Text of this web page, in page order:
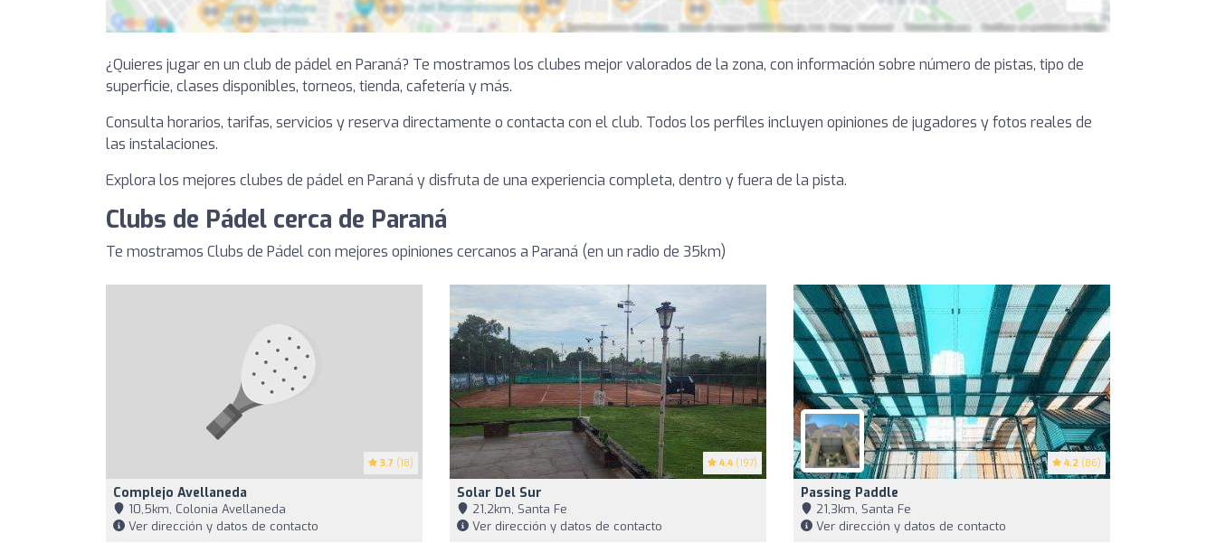
¿Quieres jugar en un club de pádel en Paraná? Te mostramos los clubes mejor valorados de la zona, con información sobre número de pistas, tipo de
superficie, clases disponibles, torneos, tienda, cafetería y más.
Consulta horarios, tarifas, servicios y reserva directamente o contacta con el club. Todos los perfiles incluyen opiniones de jugadores y fotos reales de
las instalaciones.
Explora los mejores clubes de pádel en Paraná y disfruta de una experiencia completa, dentro y fuera de la pista.
Clubs de Pádel cerca de Paraná
Te mostramos Clubs de Pádel con mejores opiniones cercanos a Paraná (en un radio de 35km)
3.7 (18)
Complejo Avellaneda
10,5km, Colonia Avellaneda
Ver dirección y datos de contacto
4.4 (197)
Solar Del Sur
21,2km, Santa Fe
Ver dirección y datos de contacto
4.2 (86)
Passing Paddle
21,3km, Santa Fe
Ver dirección y datos de contacto